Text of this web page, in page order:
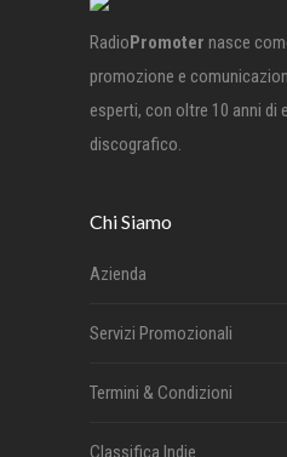
RadioPromoter nasce
promozione e
esperti, con oltre 10 anni di
discografico.
Chi Siamo
Azienda
Servizi Promozionali
Termini & Condizioni
Classifica Indie